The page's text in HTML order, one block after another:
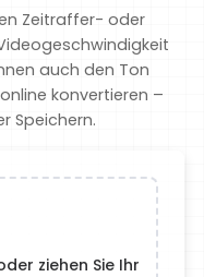
Zeitraffer- oder
auch den Ton
konvertieren –
Speichern.
ziehen Sie Ihr